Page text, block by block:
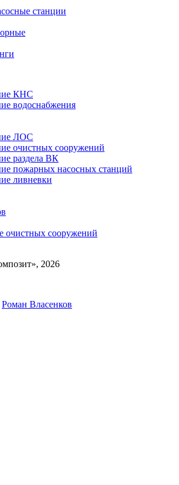
станции
КНС
водоснабжения
ЛОС
очистных сооружений
раздела ВК
пожарных насосных станций
ливневки
очистных сооружений
2026
Роман Власенков